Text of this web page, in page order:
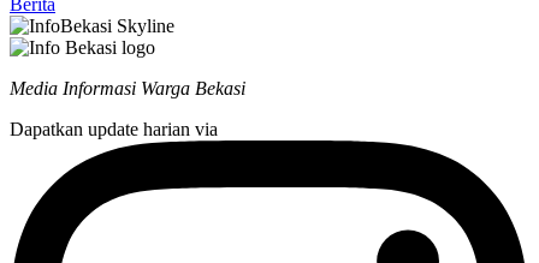
Media Informasi Warga Bekasi
Dapatkan update harian via